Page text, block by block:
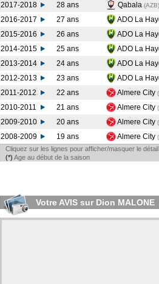
2017-2018
28 ans Qabala (AZB)
2016-2017
27 ans ADO La
2015-2016
26 ans ADO La
2014-2015
25 ans ADO La
2013-2014
24 ans ADO La
2012-2013
23 ans ADO La
2011-2012
22 ans Almere City
2010-2011
21 ans Almere City
2009-2010
20 ans Almere City
2008-2009
19 ans Almere City
Cliquez sur les lignes pour afficher/masquer le
(*) Age au début de la saison
Votre AVIS sur Dion MALONE